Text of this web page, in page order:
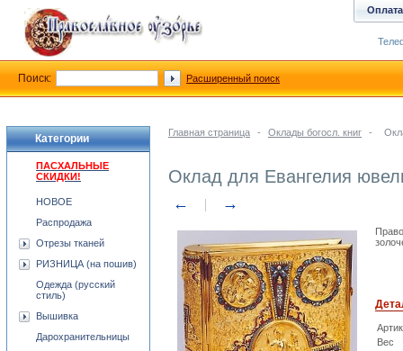
Главная страница - Оклады богосл. книг -
Оклад для Евангелия
← →
Вес
Категории
ПАСХАЛЬНЫЕ
СКИДКИ!
НОВОЕ
Распродажа
Отрезы тканей
РИЗНИЦА (на пошив)
Одежда (русский
стиль)
Вышивка
Дарохранительницы
Оплата
Поиск: Расширенный поиск